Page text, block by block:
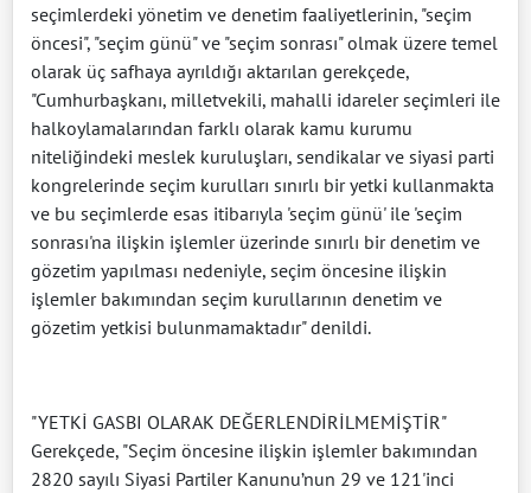
seçimlerdeki yönetim ve denetim faaliyetlerinin, "seçim
öncesi", "seçim günü" ve "seçim sonrası" olmak üzere temel
olarak üç safhaya ayrıldığı aktarılan gerekçede,
"Cumhurbaşkanı, milletvekili, mahalli idareler seçimleri ile
halkoylamalarından farklı olarak kamu kurumu
niteliğindeki meslek kuruluşları, sendikalar ve siyasi parti
kongrelerinde seçim kurulları sınırlı bir yetki kullanmakta
ve bu seçimlerde esas itibarıyla 'seçim günü' ile 'seçim
sonrası'na ilişkin işlemler üzerinde sınırlı bir denetim ve
gözetim yapılması nedeniyle, seçim öncesine ilişkin
işlemler bakımından seçim kurullarının denetim ve
gözetim yetkisi bulunmamaktadır" denildi.
"YETKİ GASBI OLARAK DEĞERLENDİRİLMEMİŞTİR"
Gerekçede, "Seçim öncesine ilişkin işlemler bakımından
2820 sayılı Siyasi Partiler Kanunu’nun 29 ve 121'inci